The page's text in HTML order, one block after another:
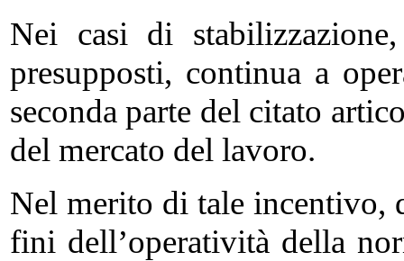
Nei casi di
presupposti, continua a
seconda parte del citato
del mercato del lavoro.
Nel merito di tale incentivo,
fini dell’operatività della